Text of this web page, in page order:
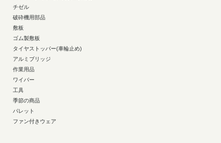
チゼル
破砕機用部品
敷板
ゴム製敷板
タイヤストッパー(車輪止め)
アルミブリッジ
作業用品
ワイパー
工具
季節の商品
パレット
ファン付きウェア